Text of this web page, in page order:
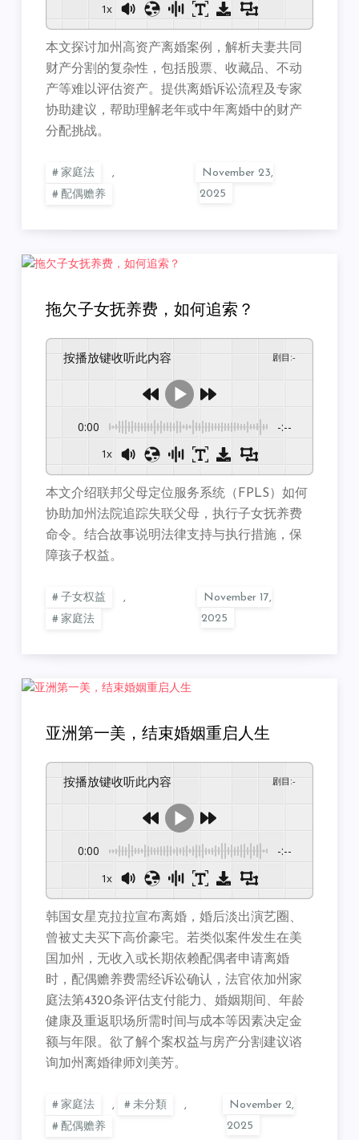
1x
本文探讨加州高资产离婚案例，解析夫妻共同
财产分割的复杂性，包括股票、收藏品、不动
产等难以评估资产。提供离婚诉讼流程及专家
协助建议，帮助理解老年或中年离婚中的财产
分配挑战。
家庭法
,
配偶赡养
拖欠子女抚养费，如何追索？
按播放键收听此内容 剧目 :-
0:00 -:--
1x
本文介绍联邦父母定位服务系统（FPLS）如何
协助加州法院追踪失联父母，执行子女抚养费
命令。结合故事说明法律支持与执行措施，保
障孩子权益。
子女权益
,
家庭法
亚洲第一美，结束婚姻重启人生
按播放键收听此内容 剧目 :-
0:00 -:--
1x
韩国女星克拉拉宣布离婚，婚后淡出演艺圈、
曾被丈夫买下高价豪宅。若类似案件发生在美
国加州，无收入或长期依赖配偶者申请离婚
时，配偶赡养费需经诉讼确认，法官依加州家
庭法第4320条评估支付能力、婚姻期间、年龄
健康及重返职场所需时间与成本等因素决定金
额与年限。欲了解个案权益与房产分割建议谘
询加州离婚律师刘美芳。
家庭法 , 未分類
,
配偶赡养